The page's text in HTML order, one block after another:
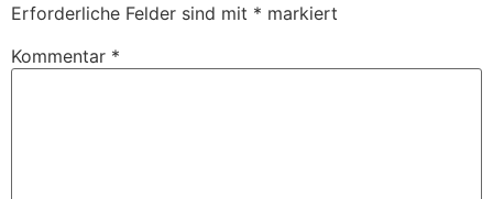
Erforderliche Felder sind mit * markiert
Kommentar *